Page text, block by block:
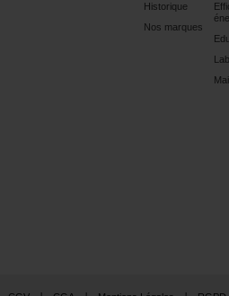
Historique
Nos marques